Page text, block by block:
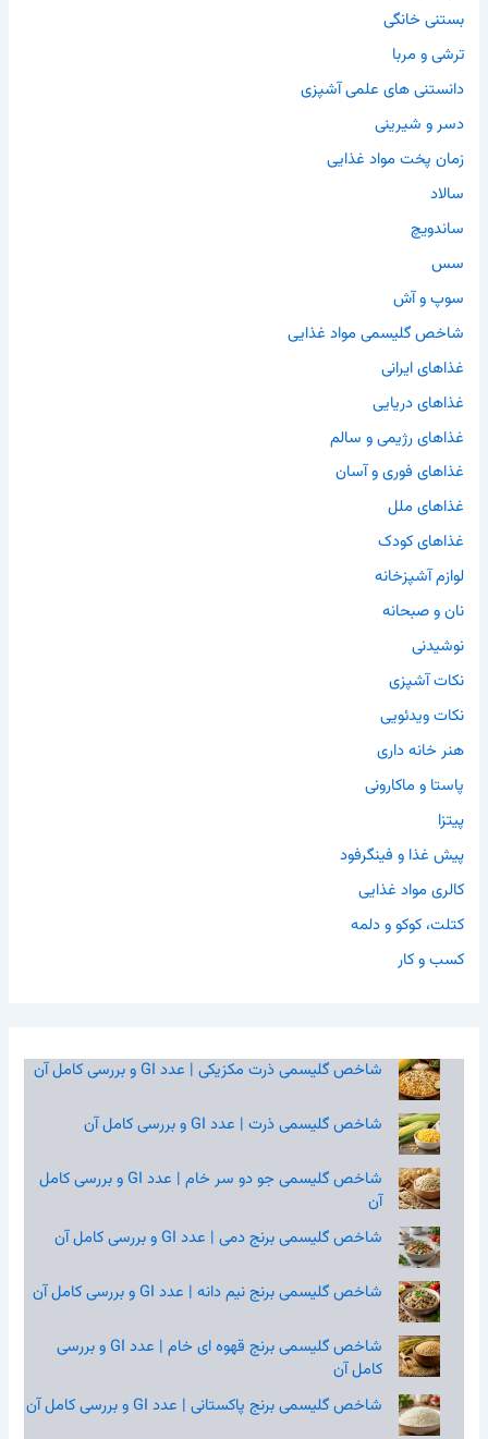
بستنی خانگی
ترشی و مربا
دانستنی های علمی آشپزی
دسر و شیرینی
زمان پخت مواد غذایی
سالاد
ساندویچ
سس
سوپ و آش
شاخص گلیسمی مواد غذایی
غذاهای ایرانی
غذاهای دریایی
غذاهای رژیمی و سالم
غذاهای فوری و آسان
غذاهای ملل
غذاهای کودک
لوازم آشپزخانه
نان و صبحانه
نوشیدنی
نکات آشپزی
نکات ویدئویی
هنر خانه داری
پاستا و ماکارونی
پیتزا
پیش غذا و فینگرفود
کالری مواد غذایی
کتلت، کوکو و دلمه
کسب و کار
شاخص گلیسمی ذرت مکزیکی | عدد GI و بررسی کامل آن
شاخص گلیسمی ذرت | عدد GI و بررسی کامل آن
شاخص گلیسمی جو دو سر خام | عدد GI و بررسی کامل
آن
شاخص گلیسمی برنج دمی | عدد GI و بررسی کامل آن
شاخص گلیسمی برنج نیم‌ دانه | عدد GI و بررسی کامل آن
شاخص گلیسمی برنج قهوه‌ ای خام | عدد GI و بررسی
کامل آن
شاخص گلیسمی برنج پاکستانی | عدد GI و بررسی کامل آن